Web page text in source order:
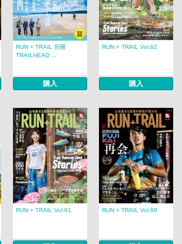
RUN + TRAIL 別冊
TRAILHEAD ...
購入
RUN + TRAIL Vol.62
購入
RUN + TRAIL Vol.61 RUN + TRAIL Vol.60